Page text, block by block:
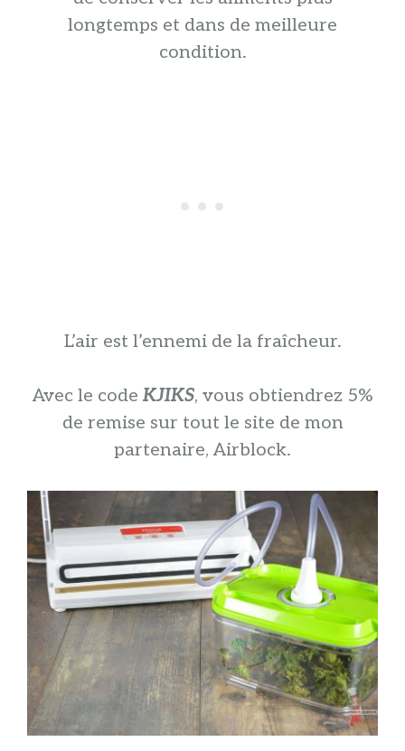
longtemps et dans de meilleure
condition.
L’air est l’ennemi de la fraîcheur.
Avec le code KJIKS, vous obtiendrez 5%
de remise sur tout le site de mon
partenaire, Airblock.